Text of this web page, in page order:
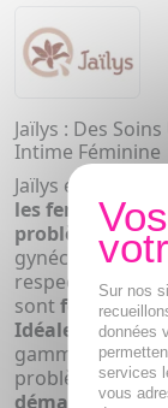
Jaïlys : Des
Intime Féminine
Jaïlys est une
les femmes,
problèmes
respectent le
sontformulés
Idéale pour les
gamme Jaïlys
problèmes
Sur nos
données
services
vous